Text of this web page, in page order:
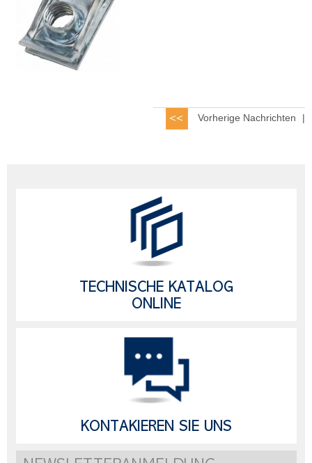
Vorherige Nachrichten |
TECHNISCHE KATALOG
ONLINE
KONTAKIEREN SIE UNS